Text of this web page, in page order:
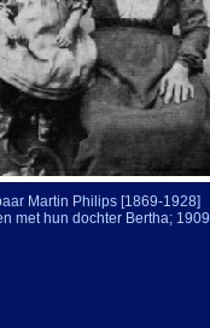
Martin Philips [1869-1928]
met hun dochter Bertha; 1909